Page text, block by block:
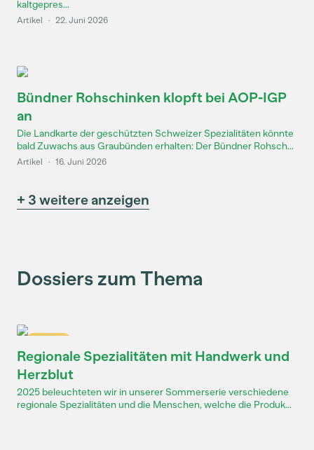
kaltgepres...
Artikel · 22. Juni 2026
Bündner Rohschinken klopft bei AOP-IGP
an
Die Landkarte der geschützten Schweizer Spezialitäten könnte
bald Zuwachs aus Graubünden erhalten: Der Bündner Rohsch...
Artikel · 16. Juni 2026
+ 3 weitere anzeigen
Dossiers zum Thema
Regionale Spezialitäten mit Handwerk und
Herzblut
2025 beleuchteten wir in unserer Sommerserie verschiedene
regionale Spezialitäten und die Menschen, welche die Produk...